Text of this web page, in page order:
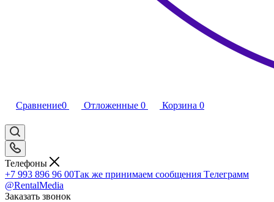
Сравнение0 Отложенные 0 Корзина 0
Телефоны
+7 993 896 96 00Так же принимаем сообщения Tелеграмм
@RentalMedia
Заказать звонок